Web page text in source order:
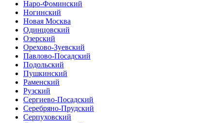
Наро-Фоминский
Ногинский
Новая Москва
Одинцовский
Озерский
Орехово-Зуевский
Павлово-Посадский
Подольский
Пушкинский
Раменский
Рузский
Сергиево-Посадский
Серебряно-Прудский
Серпуховский